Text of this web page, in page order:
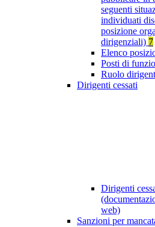
seguenti
individuati
posizione
dirigenziali) 7
Elenco
Posti di
Ruolo
Dirigenti cessati
Dirigenti
web)
Sanzioni per